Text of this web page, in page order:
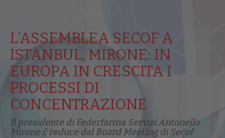
L’ASSEMBLEA SECOF A
ISTANBUL, MIRONE: IN
EUROPA IN CRESCITA I
PROCESSI DI
CONCENTRAZIONE
Il presidente di Federfarma Servizi Antonello
Mirone č reduce dal Board Meeting di Secof